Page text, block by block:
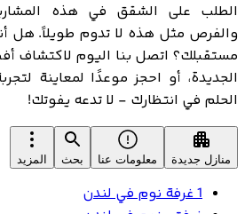
الطلب على الشقق في هذه
والفرص مثل هذه لا تدوم طويلاً. هل
مستقبلك؟ اتصل بنا اليوم
الجديدة، أو احجز موعدًا لمعاينة
الحلم في انتظارك - لا تدعه يفوتك!
منازل جديدة معلومات عنا بحث المزيد
1 غرفة نوم في لندن